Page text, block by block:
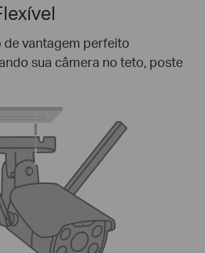
vantagem perfeito
sua câmera no teto, poste